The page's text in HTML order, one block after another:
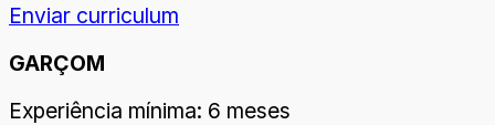
Enviar curriculum
GARÇOM
Experiência mínima: 6 meses